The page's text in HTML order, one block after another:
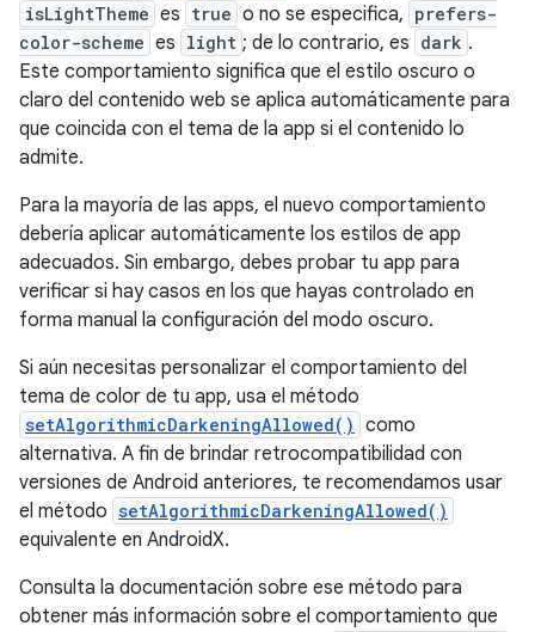
isLightTheme es true o no se especifica, prefers-
color-scheme es light ; de lo contrario, es dark .
Este comportamiento significa que el estilo oscuro o
claro del contenido web se aplica automáticamente para
que coincida con el tema de la app si el contenido lo
admite.
Para la mayoría de las apps, el nuevo comportamiento
debería aplicar automáticamente los estilos de app
adecuados. Sin embargo, debes probar tu app para
verificar si hay casos en los que hayas controlado en
forma manual la configuración del modo oscuro.
Si aún necesitas personalizar el comportamiento del
tema de color de tu app, usa el método
setAlgorithmicDarkeningAllowed() como
alternativa. A fin de brindar retrocompatibilidad con
versiones de Android anteriores, te recomendamos usar
el método setAlgorithmicDarkeningAllowed()
equivalente en AndroidX.
Consulta la documentación sobre ese método para
obtener más información sobre el comportamiento que